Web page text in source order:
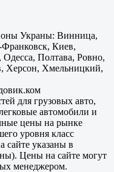
Украны: Винница,
Киев,
Полтава, Ровно,
Херсон, Хмельницкий,
для грузовых авто,
автомобили и
цены на рынке
уровня класс
сайте указаны в
Цены на сайте могут
менеджером.